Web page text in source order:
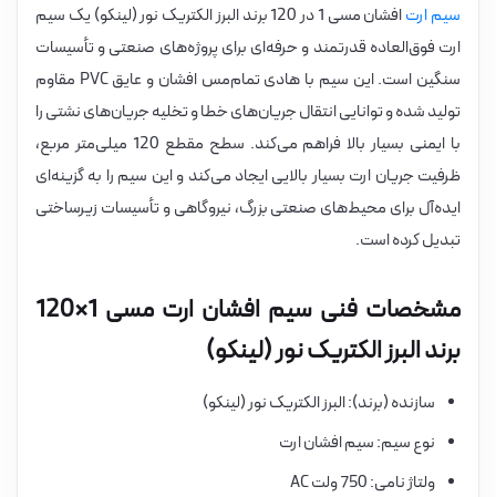
سیم ارت
افشان مسی 1 در 120 برند البرز الکتریک نور (لینکو) یک سیم
ارت فوق‌العاده قدرتمند و حرفه‌ای برای پروژه‌های صنعتی و تأسیسات
سنگین است. این سیم با هادی تمام‌مس افشان و عایق PVC مقاوم
تولید شده و توانایی انتقال جریان‌های خطا و تخلیه جریان‌های نشتی را
با ایمنی بسیار بالا فراهم می‌کند. سطح مقطع 120 میلی‌متر مربع،
ظرفیت جریان ارت بسیار بالایی ایجاد می‌کند و این سیم را به گزینه‌ای
ایده‌آل برای محیط‌های صنعتی بزرگ، نیروگاهی و تأسیسات زیرساختی
تبدیل کرده است.
مشخصات فنی سیم افشان ارت مسی 1×120
برند البرز الکتریک نور (لینکو)
سازنده (برند): البرز الکتریک نور (لینکو)
نوع سیم: سیم افشان ارت
ولتاژ نامی: 750 ولت AC